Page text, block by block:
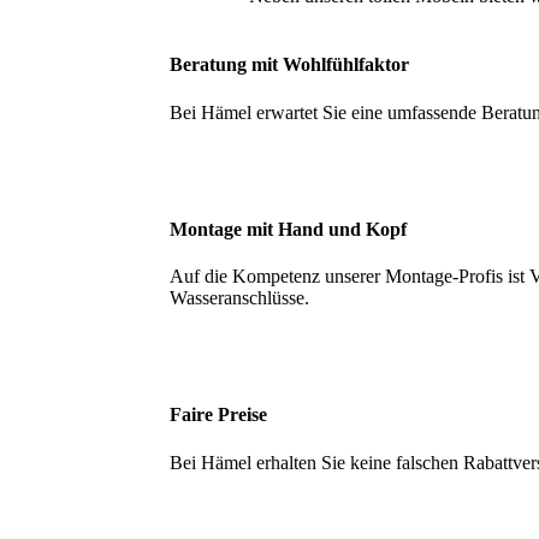
Beratung mit Wohlfühlfaktor
Bei Hämel erwartet Sie eine umfassende
Montage mit Hand und Kopf
Auf die Kompetenz unserer Montage-Profis ist
Wasseranschlüsse.
Faire Preise
Bei Hämel erhalten Sie keine falschen